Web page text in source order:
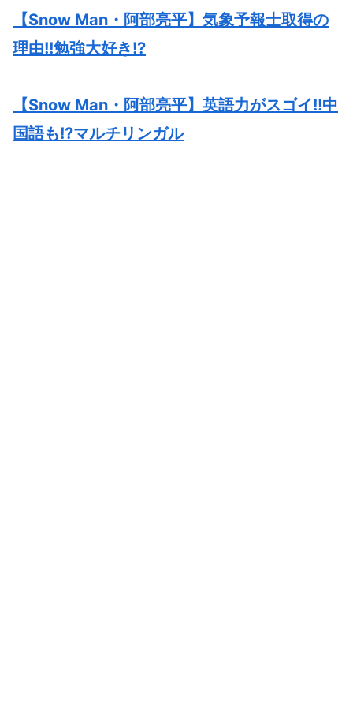
【Snow Man・阿部亮平】気象予報士取得の
理由!!勉強大好き!?
【Snow Man・阿部亮平】英語力がスゴイ!!中
国語も!?マルチリンガル